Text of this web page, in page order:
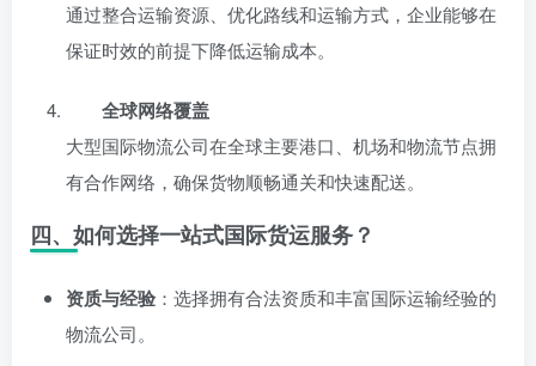
通过整合运输资源、优化路线和运输方式，企业能够在
保证时效的前提下降低运输成本。
全球网络覆盖
大型国际物流公司在全球主要港口、机场和物流节点拥
有合作网络，确保货物顺畅通关和快速配送。
四、如何选择一站式国际货运服务？
资质与经验：选择拥有合法资质和丰富国际运输经验的
物流公司。